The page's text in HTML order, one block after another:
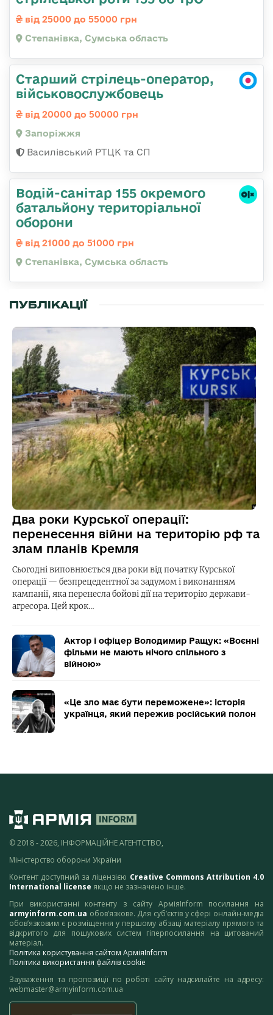
від 25000 до 55000 грн
Степанівка, Сумська область
Старший стрілець-оператор,
військовослужбовець
від 20000 до 50000 грн
Запоріжжя
Василівський РТЦК та СП
Водій-санітар 155 окремого
батальйону територіальної
оборони
від 21000 до 51000 грн
Степанівка, Сумська область
ПУБЛІКАЦІЇ
Два роки Курської операції:
перенесення війни на територію рф та
злам планів Кремля
Сьогодні виповнюється два роки від початку Курської
операції — безпрецедентної за задумом і виконанням
кампанії, яка перенесла бойові дії на територію держави-
агресора. Цей крок…
Актор і офіцер Володимир Ращук: «Воєнні
фільми не мають нічого спільного з
війною»
«Це зло має бути переможене»: історія
українця, який пережив російський полон
© 2018 - 2026, ІНФОРМАЦІЙНЕ АГЕНТСТВО,
Міністерство оборони України
Контент доступний за ліцензією Creative Commons Attribution 4.0
International license якщо не зазначено інше.
При використанні контенту з сайту АрміяInform посилання на
armyinform.com.ua обов’язкове. Для суб’єктів у сфері онлайн-медіа
обов’язковим є розміщення у першому абзаці матеріалу прямого та
відкритого для пошукових систем гіперпосилання на цитований
матеріал.
Політика користування сайтом АрміяInform
Політика використання файлів cookie
Зауваження та пропозиції по роботі сайту надсилайте на адресу:
webmaster@armyinform.com.ua